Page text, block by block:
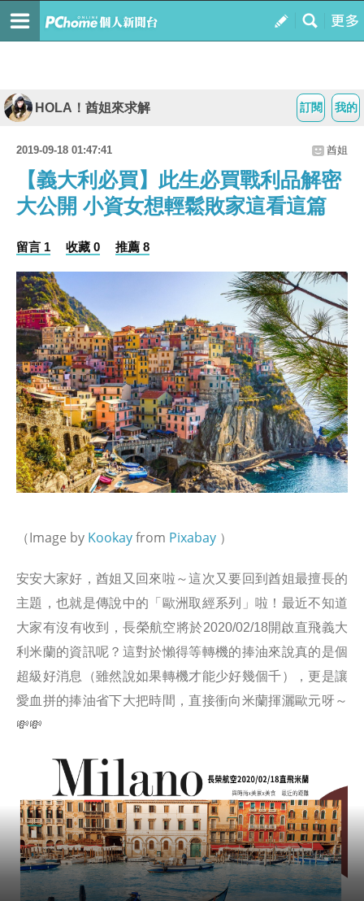
我的
訂閱
HOLA！酋姐來求解
2019-09-18 01:47:41 酋姐
【義大利必買】此生必買戰利品解密
大公開 小資女想輕鬆敗家這看這篇
留言 1 收藏 0 推薦 8
（Image by Kookayfrom Pixabay ）
安安大家好，酋姐又回來啦～這次又要回到酋姐最擅長的
主題，也就是傳說中的「歐洲取經系列」啦！最近不知道
大家有沒有收到，長榮航空將於2020/02/18開啟直飛義大
利米蘭的資訊呢？這對於懶得等轉機的捧油來說真的是個
超級好消息（雖然說如果轉機才能少好幾個千），更是讓
愛血拼的捧油省下大把時間，直接衝向米蘭揮灑歐元呀～
💸💸